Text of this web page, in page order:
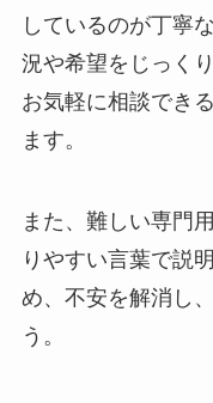
しているのが丁寧
況や希望をじっく
お気軽に相談でき
ます。
また、難しい専門
りやすい言葉で説
め、不安を解消し
う。